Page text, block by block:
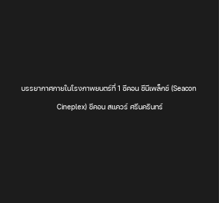
บรรยากาศภายในโรงภาพยนตร์ที่ 1 ซีคอน ซีนีเพล็กซ์ (Seacon
Cineplex) ซีคอน สแควร์ ศรีนครินทร์